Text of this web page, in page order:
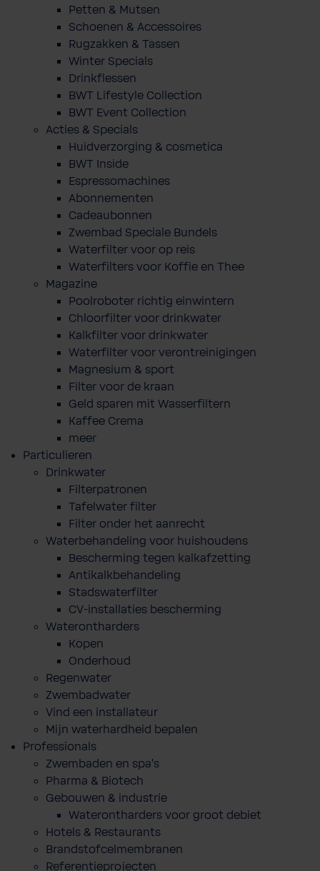
Petten & Mutsen
Schoenen & Accessoires
Rugzakken & Tassen
Winter Specials
Drinkflessen
BWT Lifestyle Collection
BWT Event Collection
Acties & Specials
Huidverzorging & cosmetica
BWT Inside
Espressomachines
Abonnementen
Cadeaubonnen
Zwembad Speciale Bundels
Waterfilter voor op reis
Waterfilters voor Koffie en Thee
Magazine
Poolroboter richtig einwintern
Chloorfilter voor drinkwater
Kalkfilter voor drinkwater
Waterfilter voor verontreinigingen
Magnesium & sport
Filter voor de kraan
Geld sparen mit Wasserfiltern
Kaffee Crema
meer
Particulieren
Drinkwater
Filterpatronen
Tafelwater filter
Filter onder het aanrecht
Waterbehandeling voor huishoudens
Bescherming tegen kalkafzetting
Antikalkbehandeling
Stadswaterfilter
CV-installaties bescherming
Waterontharders
Kopen
Onderhoud
Regenwater
Zwembadwater
Vind een installateur
Mijn waterhardheid bepalen
Professionals
Zwembaden en spa's
Pharma & Biotech
Gebouwen & industrie
Waterontharders voor groot debiet
Hotels & Restaurants
Brandstofcelmembranen
Referentieprojecten